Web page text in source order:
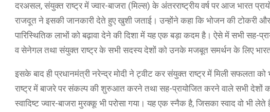
दरअसल, संयुक्त राष्ट्र में ज्वार-बाजरा (मिल्स) के अंतरराष्ट्रीय वर्ष पर आज भारत
राजदूत ने इसकी जानकारी देते हुए खुशी जताई। उन्होंने कहा कि भोजन की टोकरी
पारिस्थितिक लाभों को बढ़ावा देने की दिशा में यह एक बड़ा कदम है। ऐसे में सभी सह-
व सेनेगल तथा संयुक्त राष्ट्र के सभी सदस्य देशों को उनके मजबूत समर्थन के लिए भारत
इसके बाद ही प्रधानमंत्री नरेन्द्र मोदी ने ट्वीट कर संयुक्त राष्ट्र में मिली सफलता
राष्ट्र में बाजरे पर संकल्प की शुरुआत करने तथा सह-प्रायोजित करने वाले सभी देशों का
स्वादिष्ट ज्वार-बाजरा मुरक्कू भी परोसा गया। यह एक स्नैक है, जिसका स्वाद वो